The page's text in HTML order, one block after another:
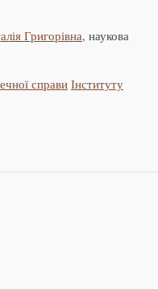
Григорівна, наукова
справиІнституту